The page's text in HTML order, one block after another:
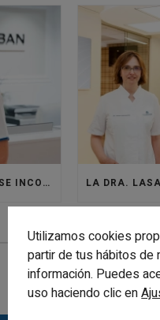
LA DRA. SANDRA TORO SE INCORPORA A LA CLÍNICA SANTISTEBAN PARA DAR VIDA AL ÁREA DE MEDICINA ESTÉTICA
Utilizamos cookies
partir de tus hábitos de
información. Puedes
uso haciendo clic en